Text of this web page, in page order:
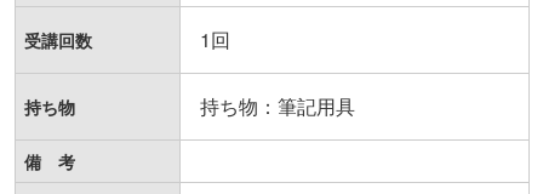
受講回数 1回
持ち物 持ち物：筆記用具
備 考